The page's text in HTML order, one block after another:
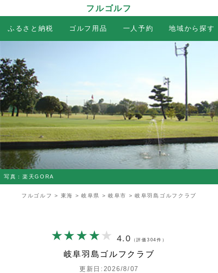
フルゴルフ
ふるさと納税 ゴルフ用品 一人予約 地域から探す
写真：楽天GORA
フルゴルフ > 東海 > 岐阜県 >岐阜市 > 岐阜羽島ゴルフクラブ
4.0 （評価304件）
岐阜羽島ゴルフクラブ
更新日:2026/8/07